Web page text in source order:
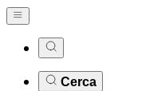
Cerca